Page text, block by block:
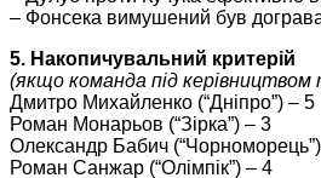
– Фонсека вимушений був
5. Накопичувальний критерій
(якщо команда під керівництвом
Дмитро Михайленко (“Дніпро”) – 5
Роман Монарьов (“Зірка”) – 3
Олександр Бабич
Роман Санжар (“Олімпік”) – 4